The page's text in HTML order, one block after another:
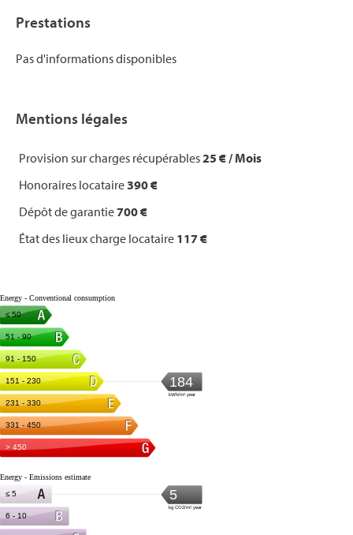
Prestations
Pas d'informations disponibles
Mentions légales
Provision sur charges récupérables25 € / Mois
Honoraires locataire390 €
Dépôt de garantie700 €
État des lieux charge locataire 117 €